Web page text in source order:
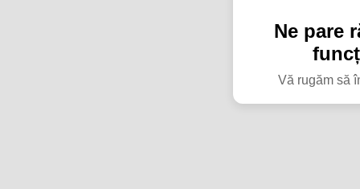
Ne pare
Vă rugăm să